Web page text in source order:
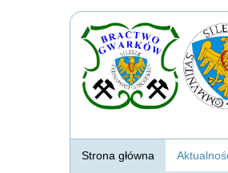
Strona główna